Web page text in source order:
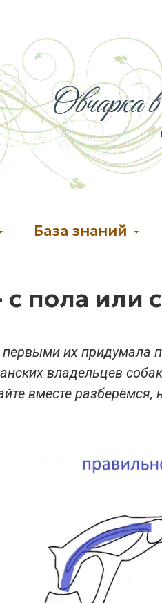
Овчарка в
База знаний
пола или
их придумала
владельцев
вместе разберёмся,